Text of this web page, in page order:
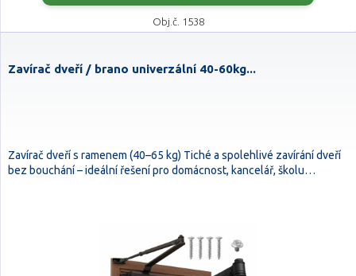
Obj.č. 1538
Zavírač dveří / brano univerzální 40-60kg...
Zavírač dveří s ramenem (40–65 kg) Tiché a spolehlivé zavírání dveří
bez bouchání – ideální řešení pro domácnost, kancelář, školu…